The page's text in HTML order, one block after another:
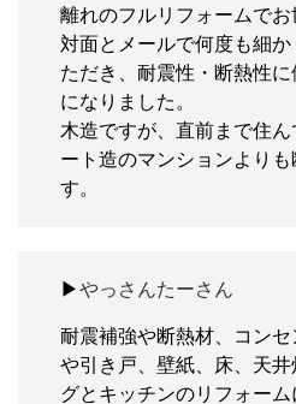
離れのフルリフォームでお
対面とメールで何度も細
ただき、耐震性・断熱性
になりました。
木造ですが、直前まで住
ート造のマンションより
す。
▶やっさんたーさん
耐震補強や断熱材、コン
や引き戸、壁紙、床、天
グとキッチンのリフォー